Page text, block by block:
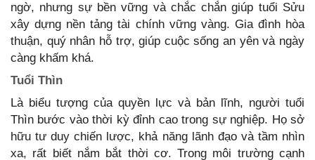
ngờ, nhưng sự bền vững và chắc chắn giúp tuổi Sửu
xây dựng nền tảng tài chính vững vàng. Gia đình hòa
thuận, quý nhân hỗ trợ, giúp cuộc sống an yên và ngày
càng khấm khá.
Tuổi Thìn
Là biểu tượng của quyền lực và bản lĩnh, người tuổi
Thìn bước vào thời kỳ đỉnh cao trong sự nghiệp. Họ sở
hữu tư duy chiến lược, khả năng lãnh đạo và tầm nhìn
xa, rất biết nắm bắt thời cơ. Trong môi trường cạnh